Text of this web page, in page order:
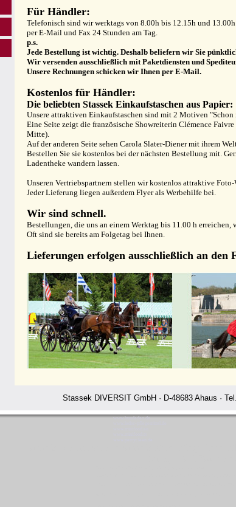
Für Händler:
Telefonisch sind wir werktags von 8.00h bis 12.15h und
per E-Mail und Fax 24 Stunden am Tag.
p.s.
Jede Bestellung ist wichtig. Deshalb beliefern wir Sie
Wir versenden ausschließlich mit Paketdiensten und
Unsere Rechnungen schicken wir Ihnen per E-Mail.
Kostenlos für Händler:
Die beliebten Stassek Einkaufstaschen aus Papier:
Unsere attraktiven Einkaufstaschen sind mit 2 Motiven "Schon
Eine Seite zeigt die französische Showreiterin Clémence
Mitte).
Auf der anderen Seite sehen Carola Slater-Diener mit ihrem
Bestellen Sie sie kostenlos bei der nächsten Bestellung mit.
Ladentheke wandern lassen.
Unseren Vertriebspartnern stellen wir kostenlos attraktive
Jeder Lieferung liegen außerdem Flyer als Werbehilfe bei.
Wir sind schnell.
Bestellungen, die uns an einem Werktag bis 11.00 h erreichen,
Oft sind sie bereits am Folgetag bei Ihnen.
Lieferungen erfolgen ausschließlich an den
Stassek DIVERSIT GmbH · D-48683 Ahaus ·
www.hundedeo.de